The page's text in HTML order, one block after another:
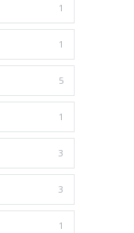
1
1
5
1
3
3
1